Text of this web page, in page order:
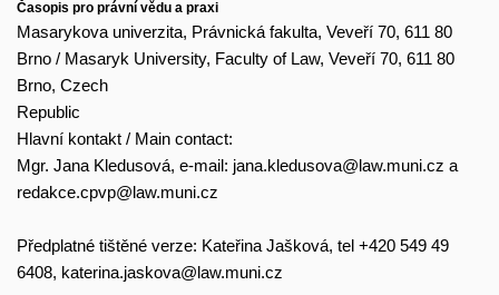
Časopis pro právní vědu a praxi
Masarykova univerzita, Právnická fakulta, Veveří 70, 611 80
Brno / Masaryk University, Faculty of Law, Veveří 70, 611 80
Brno, Czech
Republic
Hlavní kontakt / Main contact:
Mgr. Jana Kledusová, e-mail: jana.kledusova@law.muni.cz a
redakce.cpvp@law.muni.cz
Předplatné tištěné verze: Kateřina Jašková, tel +420 549 49
6408, katerina.jaskova@law.muni.cz